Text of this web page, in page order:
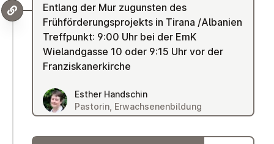
Entlang der Mur zugunsten des
Frühförderungsprojekts in Tirana /Albanien
Treffpunkt: 9:00 Uhr bei der EmK
Wielandgasse 10 oder 9:15 Uhr vor der
Franziskanerkirche
Esther Handschin
Pastorin, Erwachsenenbildung